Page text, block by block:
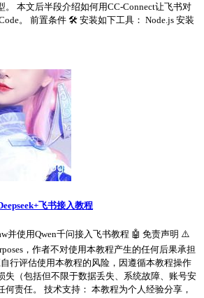
。 本文后半段介绍如何用CC-Connect让飞书对
。 前置条件 🛠️ 安装如下工具： Node.js 安装
飞书接入教程
并使用Qwen千问接入飞书教程 🤖 免责声明 ⚠️
，作者不对使用本教程产生的任何后果承担
行评估使用本教程的风险，因遵循本教程操作
失（包括但不限于数据丢失、系统故障、账号安
责任。 技术支持： 本教程为个人经验分享，